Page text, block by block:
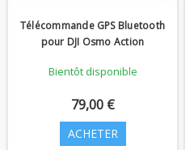
Télécommande GPS Bluetooth
pour DJI Osmo Action
Bientôt disponible
79,00 €
ACHETER